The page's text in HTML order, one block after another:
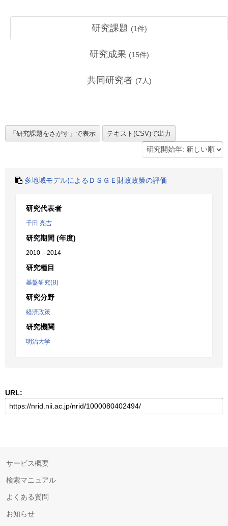
研究課題 (1件)
研究成果 (15件)
共同研究者 (7 人)
多地域モデルによるＤＳＧＥ財政政策の評価
研究代表者
千田 亮吉
研究期間 (年度)
2010 – 2014
研究種目
基盤研究(B)
研究分野
経済政策
研究機関
明治大学
URL:
サービス概要
検索マニュアル
よくある質問
お知らせ